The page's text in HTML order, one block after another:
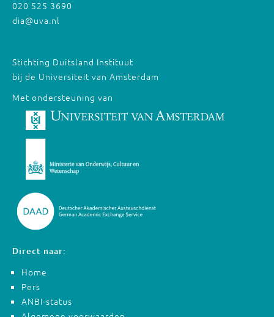
020 525 3690
dia@uva.nl
Stichting Duitsland Instituut
bij de Universiteit van Amsterdam
Met ondersteuning van
Direct naar:
Home
Pers
ANBI-status